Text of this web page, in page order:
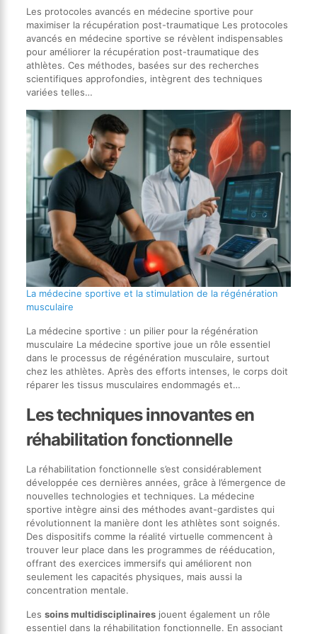
Les protocoles avancés en médecine sportive pour
maximiser la récupération post-traumatique Les protocoles
avancés en médecine sportive se révèlent indispensables
pour améliorer la récupération post-traumatique des
athlètes. Ces méthodes, basées sur des recherches
scientifiques approfondies, intègrent des techniques
variées telles…
La médecine sportive et la stimulation de la régénération
musculaire
La médecine sportive : un pilier pour la régénération
musculaire La médecine sportive joue un rôle essentiel
dans le processus de régénération musculaire, surtout
chez les athlètes. Après des efforts intenses, le corps doit
réparer les tissus musculaires endommagés et…
Les techniques innovantes en
réhabilitation fonctionnelle
La réhabilitation fonctionnelle s’est considérablement
développée ces dernières années, grâce à l’émergence de
nouvelles technologies et techniques. La médecine
sportive intègre ainsi des méthodes avant-gardistes qui
révolutionnent la manière dont les athlètes sont soignés.
Des dispositifs comme la réalité virtuelle commencent à
trouver leur place dans les programmes de rééducation,
offrant des exercices immersifs qui améliorent non
seulement les capacités physiques, mais aussi la
concentration mentale.
Les soins multidisciplinairesjouent également un rôle
essentiel dans la réhabilitation fonctionnelle. En associant